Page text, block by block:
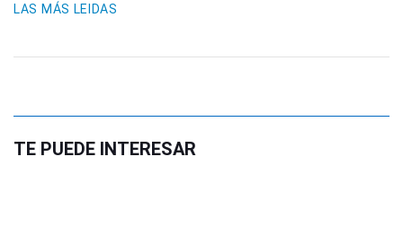
LAS MÁS LEIDAS
TE PUEDE INTERESAR